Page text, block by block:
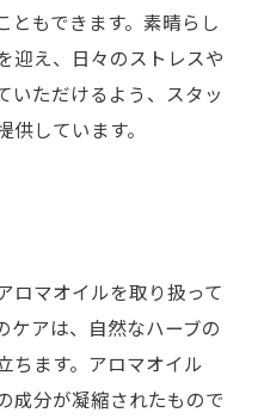
ともできます。素晴らし
迎え、日々のストレスや
いただけるよう、スタッ
しています。
ロマオイルを取り扱って
ケアは、自然なハーブの
ちます。アロマオイル
成分が凝縮されたもので